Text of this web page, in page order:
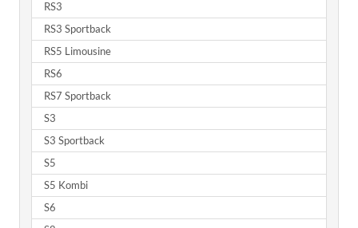
RS3
RS3 Sportback
RS5 Limousine
RS6
RS7 Sportback
S3
S3 Sportback
S5
S5 Kombi
S6